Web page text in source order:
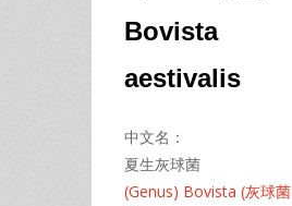
Bovista
aestivalis
中文名：
夏生灰球菌
(Genus) Bovista (灰球菌